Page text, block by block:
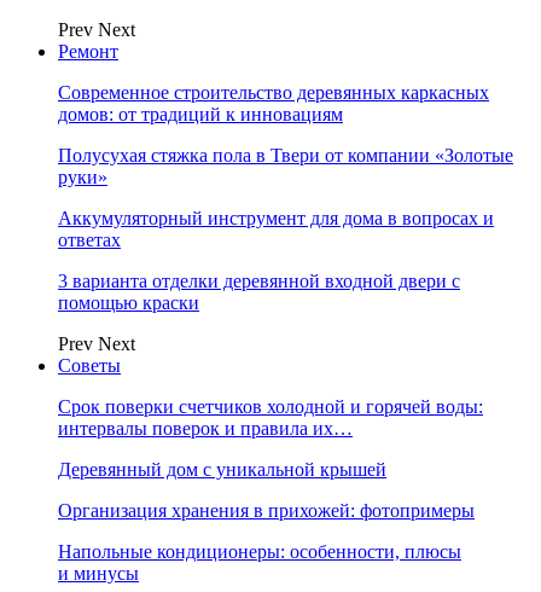
Prev Next
Ремонт
Современное строительство деревянных каркасных
домов: от традиций к инновациям
Полусухая стяжка пола в Твери от компании «Золотые
руки»
Аккумуляторный инструмент для дома в вопросах и
ответах
3 варианта отделки деревянной входной двери с
помощью краски
Prev Next
Советы
Срок поверки счетчиков холодной и горячей воды:
интервалы поверок и правила их…
Деревянный дом с уникальной крышей
Организация хранения в прихожей: фотопримеры
Напольные кондиционеры: особенности, плюсы
и минусы